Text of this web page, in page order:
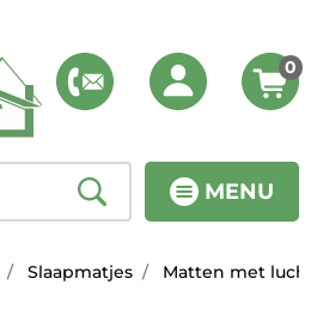
MENU
0
Slaapmatjes Matten met